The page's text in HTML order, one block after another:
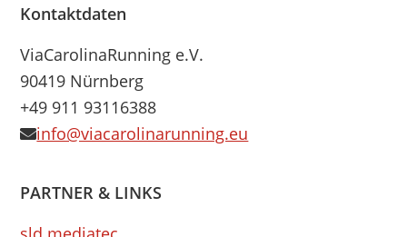
Footer
Kontaktdaten
ViaCarolinaRunning e.V.
90419 Nürnberg
+49 911 93116388
info@viacarolinarunning.eu
PARTNER & LINKS